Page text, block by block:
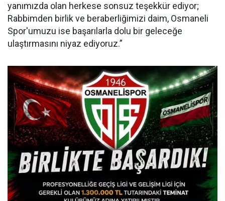
yanımızda olan herkese sonsuz teşekkür ediyor;
Rabbimden birlik ve beraberliğimizi daim, Osmaneli
Spor'umuzu ise başarılarla dolu bir geleceğe
ulaştırmasını niyaz ediyoruz.”